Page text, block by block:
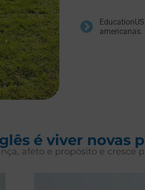
americanas.
é viver novas
afeto e propósito e cresce